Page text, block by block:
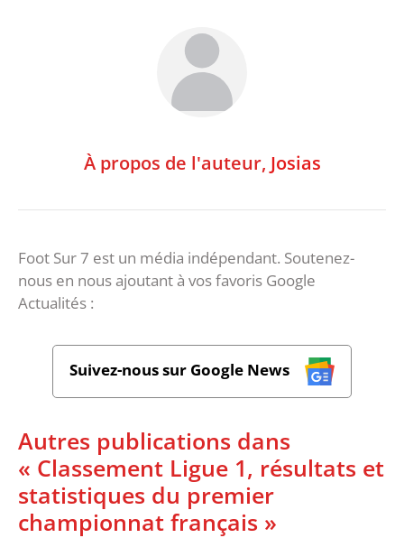
À propos de l'auteur, Josias
Foot Sur 7 est un média indépendant. Soutenez-
nous en nous ajoutant à vos favoris Google
Actualités :
Suivez-nous sur Google News
Autres publications dans
« Classement Ligue 1, résultats et
statistiques du premier
championnat français »